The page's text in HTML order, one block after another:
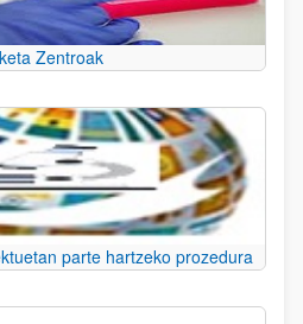
Zentroak
parte hartzeko prozedura